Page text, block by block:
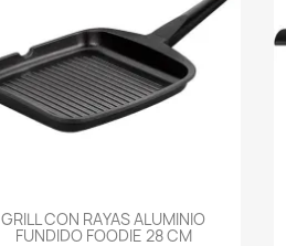
-->
GRILL CON RAYAS ALUMINIO
FUNDIDO FOODIE 28 CM